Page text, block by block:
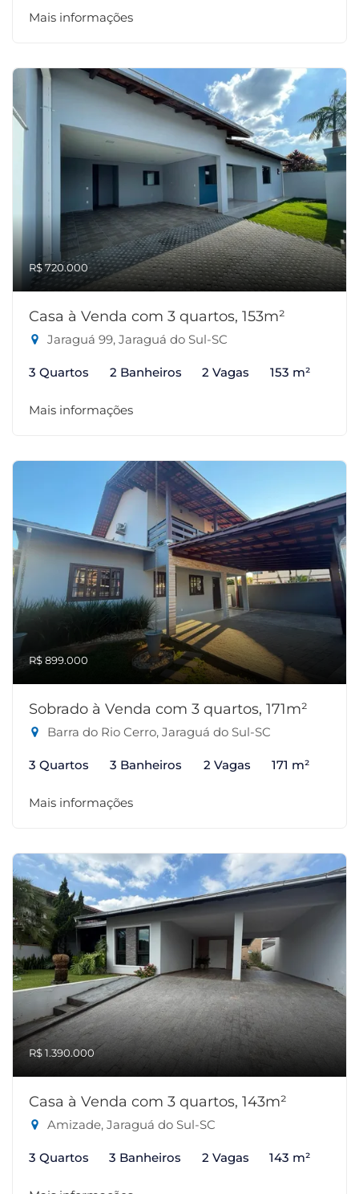
Mais informações
R$ 720.000
Casa à Venda com 3 quartos, 153m²
Jaraguá 99, Jaraguá do Sul-SC
3 Quartos 2 Banheiros 2 Vagas 153 m²
Mais informações
R$ 899.000
Sobrado à Venda com 3 quartos, 171m²
Barra do Rio Cerro, Jaraguá do Sul-SC
3 Quartos 3 Banheiros 2 Vagas 171 m²
Mais informações
R$ 1.390.000
Casa à Venda com 3 quartos, 143m²
Amizade, Jaraguá do Sul-SC
3 Quartos 3 Banheiros 2 Vagas 143 m²